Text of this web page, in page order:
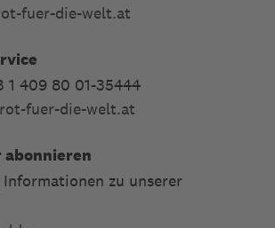
fuer-die-welt.at
1 409 80 01-35444
fuer-die-welt.at
Informationen zu unserer